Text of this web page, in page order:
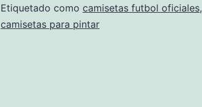
Etiquetado como camisetas futbol oficiales,
camisetas para pintar